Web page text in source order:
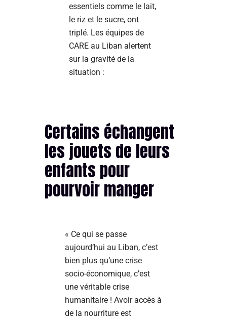
essentiels comme le lait,
le riz et le sucre, ont
triplé. Les équipes de
CARE au Liban alertent
sur la gravité de la
situation :
Certains échangent
les jouets de leurs
enfants pour
pourvoir manger
« Ce qui se passe
aujourd’hui au Liban, c’est
bien plus qu’une crise
socio-économique, c’est
une véritable crise
humanitaire ! Avoir accès à
de la nourriture est